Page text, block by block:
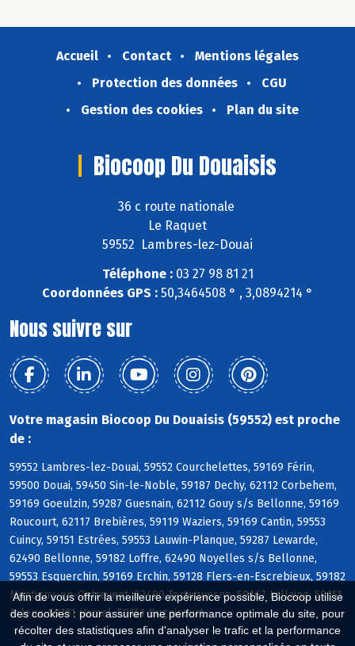
Afin de vous offrir la meilleure expérience possible, Biocoop utilise
des cookies : pour assurer une performance optimale du site, pour
récolter des statistiques afin d'analyser le trafic et la performance
Accueil Contact
Mentions légales
Protection des données
CGU
Gestion des cookies
Plan du site
Biocoop Du Douaisis
36 c route nationale
Le Raquet
59552 Lambres-lez-Douai
Téléphone :03 27 98 81 21
Coordonnées GPS : 50,3464508 ° , 3,0894214 °
Nous suivre sur
Votre magasin Biocoop Du Douaisis (59552) est proche
de :
59552 Lambres-lez-Douai, 59552 Courchelettes, 59169 Férin,
59500 Douai, 59450 Sin-le-Noble, 59187 Dechy, 62112 Corbehem,
59169 Goeulzin, 59287 Guesnain, 62112 Gouy s/s Bellonne, 59169
Roucourt, 62117 Brebières, 59119 Waziers, 59169 Cantin, 59553
Cuincy, 59151 Estrées, 59553 Lauwin-Planque, 59287 Lewarde,
62490 Bellonne, 59182 Loffre, 62490 Noyelles s/s Bellonne,
59553 Esquerchin, 59169 Erchin, 59128 Flers-en-Escrebieux, 59182
Montigny-en-Ostrevent, 62490 Tortequesne, 59167 Lallaing, 59151
Arleux, 59151 Hamel, 59151 Bugnicourt